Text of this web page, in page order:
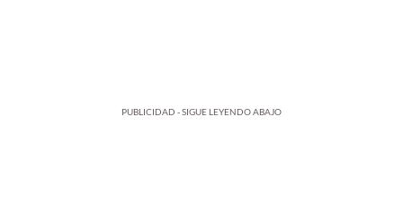
PUBLICIDAD - SIGUE LEYENDO ABAJO